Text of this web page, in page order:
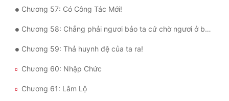
Chương 57: Có Công Tác Mới!
Chương 58: Chẳng phải ngươi bảo ta cứ chờ ngươi ở bệnh viện sao?
Chương 59: Thả huynh đệ của ta ra!
Chương 60: Nhập Chức
Chương 61: Lâm Lộ